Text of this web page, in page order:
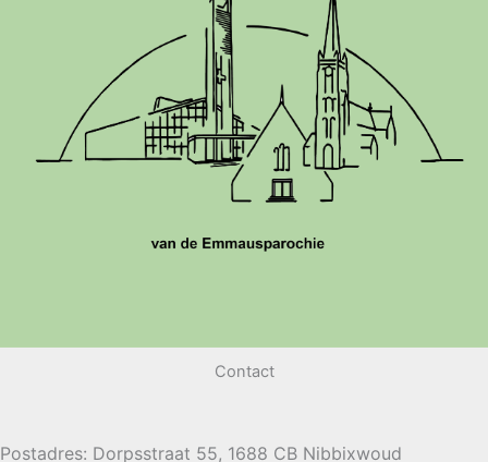
Contact
Postadres: Dorpsstraat 55, 1688 CB Nibbixwoud